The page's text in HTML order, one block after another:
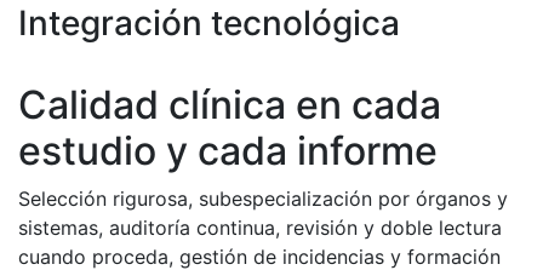
Integración tecnológica
Calidad clínica en cada
estudio y cada informe
Selección rigurosa, subespecialización por órganos y
sistemas, auditoría continua, revisión y doble lectura
cuando proceda, gestión de incidencias y formación